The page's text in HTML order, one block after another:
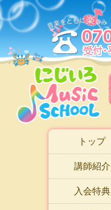
トップ
講師紹介
入会特典